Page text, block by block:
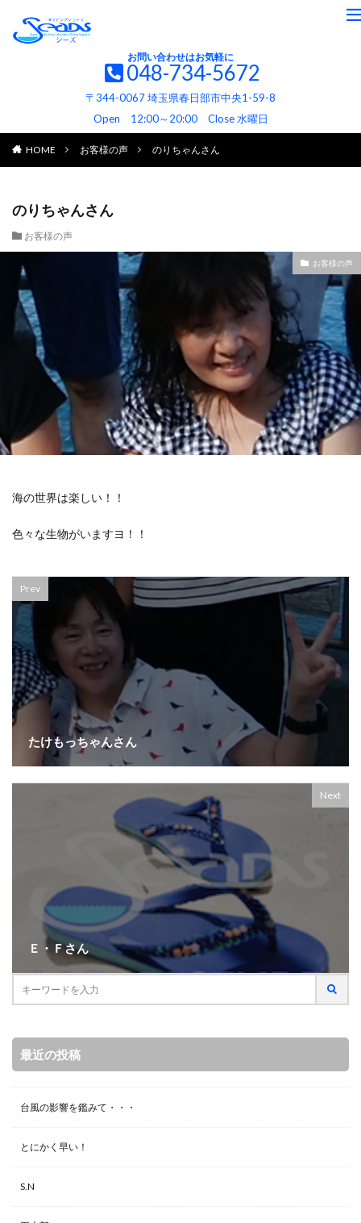
お問い合わせはお気軽に
048-734-5672
〒344-0067 埼玉県春日部市中央1-59-8
Open 12:00～20:00 Close 水曜日
HOME お客様の声 のりちゃんさん
のりちゃんさん
お客様の声
お客様の声
海の世界は楽しい！！
色々な生物がいますヨ！！
Prev
たけもっちゃんさん
Next
Ｅ・Ｆさん
最近の投稿
台風の影響を鑑みて・・・
とにかく早い！
S.N